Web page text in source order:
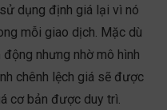
dụng định giá lại vì nó
mỗi giao dịch. Mặc dù
nhưng nhờ mô hình
chênh lệch giá sẽ được
cơ bản được duy trì.